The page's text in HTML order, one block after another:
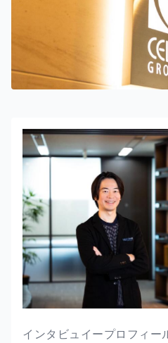
インタビュイープロフィー